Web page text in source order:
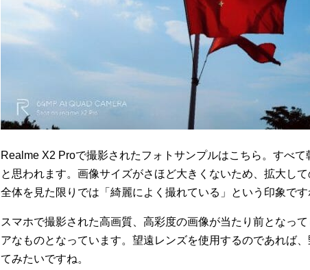
Realme X2 Proで撮影されたフォトサンプルはこちら。すべ
と思われます。画像サイズがさほど大きくないため、拡大して
全体を見た限りでは「綺麗によく撮れている」という印象です
スマホで撮影された高画質、高彩度の画像が当たり前となっ
アなものとなっています。望遠レンズを使用するのであれば
てみたいですね。